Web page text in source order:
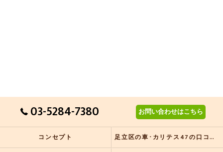
03-5284-7380 お問い合わせはこちら
コンセプト 足立区の車･カリテス47の口コミ情報